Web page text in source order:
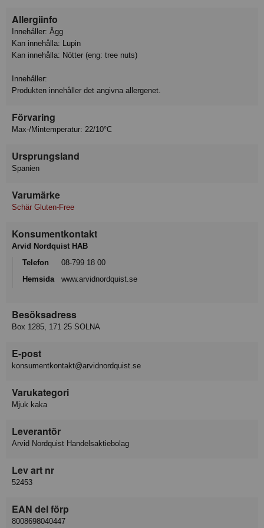
Allergiinfo
Innehåller: Ägg
Kan innehålla: Lupin
Kan innehålla: Nötter (eng: tree nuts)
Innehåller:
Produkten innehåller det angivna allergenet.
Förvaring
Max-/Mintemperatur: 22/10°C
Ursprungsland
Spanien
Varumärke
Schär Gluten-Free
Konsumentkontakt
Arvid Nordquist HAB
Telefon
08-799 18 00
Hemsida
www.arvidnordquist.se
Besöksadress
Box 1285, 171 25 SOLNA
E-post
konsumentkontakt@arvidnordquist.se
Varukategori
Mjuk kaka
Leverantör
Arvid Nordquist Handelsaktiebolag
Lev art nr
52453
EAN del förp
8008698040447